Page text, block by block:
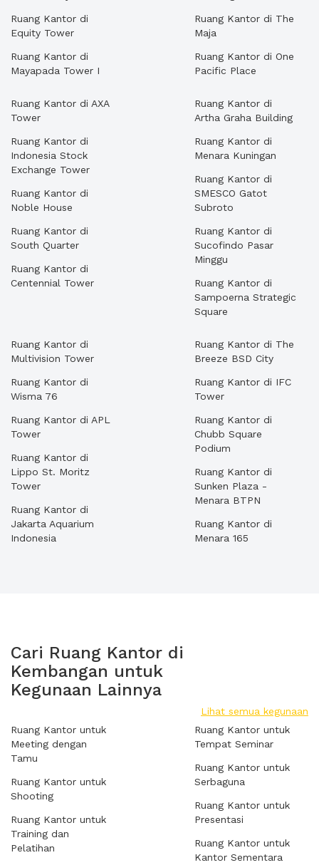
Ruang Kantor di
Equity Tower
Ruang Kantor di
Mayapada Tower I
Ruang Kantor di The
Maja
Ruang Kantor di One
Pacific Place
Ruang Kantor di AXA
Tower
Ruang Kantor di
Indonesia Stock
Exchange Tower
Ruang Kantor di
Noble House
Ruang Kantor di
South Quarter
Ruang Kantor di
Centennial Tower
Ruang Kantor di
Artha Graha Building
Ruang Kantor di
Menara Kuningan
Ruang Kantor di
SMESCO Gatot
Subroto
Ruang Kantor di
Sucofindo Pasar
Minggu
Ruang Kantor di
Sampoerna Strategic
Square
Ruang Kantor di
Multivision Tower
Ruang Kantor di
Wisma 76
Ruang Kantor di APL
Tower
Ruang Kantor di
Lippo St. Moritz
Tower
Ruang Kantor di
Jakarta Aquarium
Indonesia
Ruang Kantor di The
Breeze BSD City
Ruang Kantor di IFC
Tower
Ruang Kantor di
Chubb Square
Podium
Ruang Kantor di
Sunken Plaza -
Menara BTPN
Ruang Kantor di
Menara 165
Cari Ruang Kantor di
Kembangan untuk
Kegunaan Lainnya
Lihat semua kegunaan
Ruang Kantor untuk
Meeting dengan
Tamu
Ruang Kantor untuk
Shooting
Ruang Kantor untuk
Training dan
Pelatihan
Ruang Kantor untuk
Tempat Seminar
Ruang Kantor untuk
Serbaguna
Ruang Kantor untuk
Presentasi
Ruang Kantor untuk
Kantor Sementara